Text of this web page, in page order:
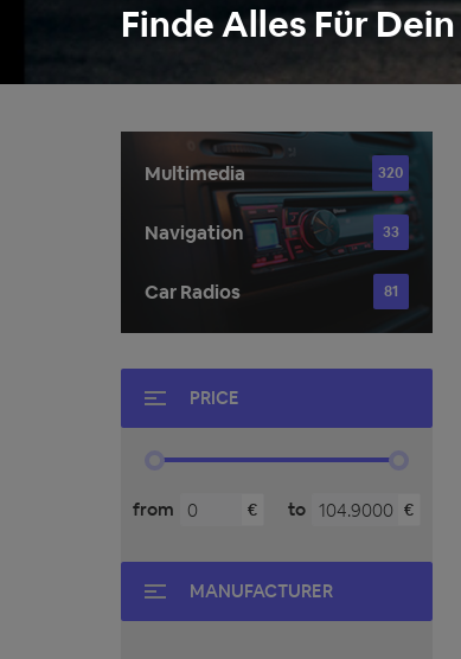
Finde Alles Für
Multimedia 320
Navigation 33
Car Radios 81
PRICE
from € to €
MANUFACTURER